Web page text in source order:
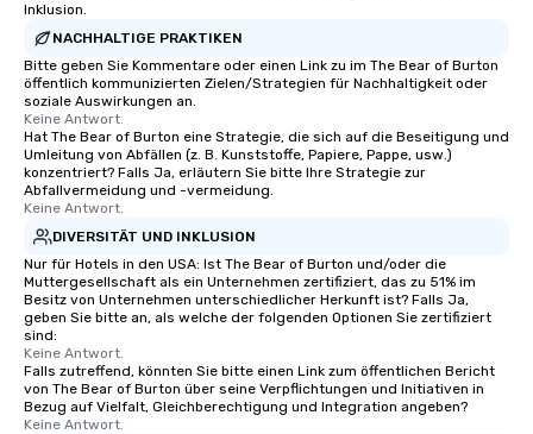
resources in the
bring the experience
Some of our areas of
service include: o cmp event
sound o content
theater production o production
design & management o
management o team
trade show design
Inklusion.
NACHHALTIGE PRAKTIKEN
Bitte geben Sie Kommentare oder einen Link zu im The Bear of Burton
öffentlich kommunizierten Zielen/Strategien für Nachhaltigkeit oder
soziale Auswirkungen an.
Keine Antwort.
Hat The Bear of Burton eine Strategie, die sich auf die Beseitigung und
Umleitung von Abfällen (z. B. Kunststoffe, Papiere, Pappe, usw.)
konzentriert? Falls Ja, erläutern Sie bitte Ihre Strategie zur
Abfallvermeidung und -vermeidung.
Keine Antwort.
DIVERSITÄT UND INKLUSION
Nur für Hotels in den USA: Ist The Bear of Burton und/oder die
Muttergesellschaft als ein Unternehmen zertifiziert, das zu 51% im
Besitz von Unternehmen unterschiedlicher Herkunft ist? Falls Ja,
geben Sie bitte an, als welche der folgenden Optionen Sie zertifiziert
sind:
Keine Antwort.
Falls zutreffend, könnten Sie bitte einen Link zum öffentlichen Bericht
von The Bear of Burton über seine Verpflichtungen und Initiativen in
Bezug auf Vielfalt, Gleichberechtigung und Integration angeben?
Keine Antwort.